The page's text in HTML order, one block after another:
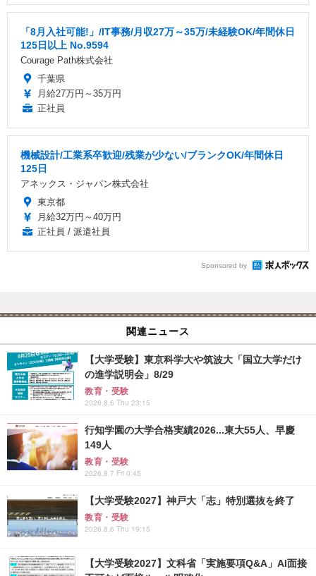
「8月入社可能!」/IT事務/月収27万～35万/未経験OK/年間休日
125日以上 No.9594
Courage Path株式会社
千葉県
月給27万円～35万円
正社員
機械設計/工業系卒歓迎/残業が少ない/ブランクOK/年間休日
125日
アネックス・ジャパン株式会社
東京都
月給32万円～40万円
正社員 / 派遣社員
Sponsored by
関連ニュース
【大学受験】東京科学大や筑波大「国立大学だけ
の進学説明会」8/29
教育・受験
2026.8.6 Thu 23:15
行知学園の大学合格実績2026...東大55人、早慶
149人
教育・受験
2026.8.7 Fri 0:45
【大学受験2027】神戸大「志」特別選抜を終了
教育・受験
2026.8.6 Thu 19:15
【大学受験2027】文科省「実施要項Q&A」AI面接